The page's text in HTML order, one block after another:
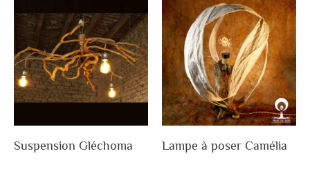
Suspension Gléchoma Lampe à poser Camélia